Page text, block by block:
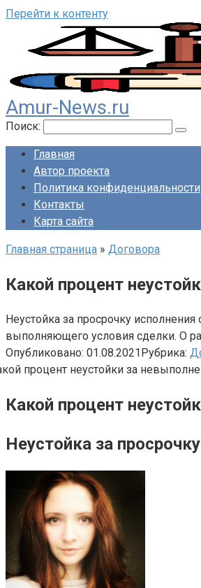
Перейти к контенту
Amur-News.ru
Поиск:
Главная
Автор проекта
Политика конфиденциальности
Контакты
Карта сайта
Главная страница » Договора
Какой процент
Неустойка за просрочку
выполняющего условия сделки. О
Опубликовано: 01.08.2021Рубрика:
Какой процент
Неустойка за